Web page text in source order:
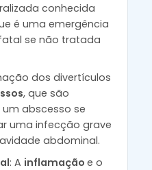
conhecida
é uma emergência
se não tratada
dos divertículos
, que são
um abscesso se
uma infecção grave
abdominal.
: A inflamação e o